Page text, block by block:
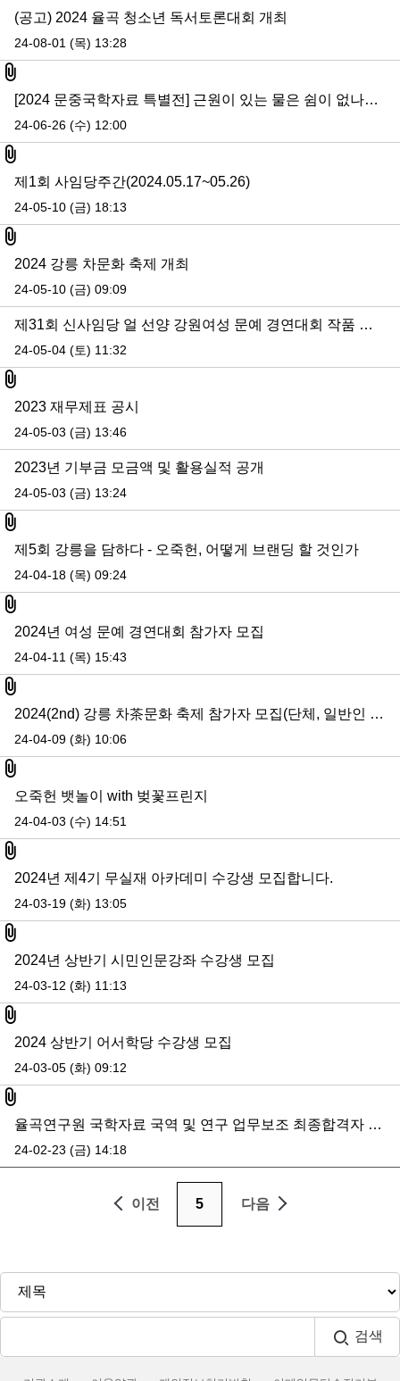
(공고) 2024 율곡 청소년 독서토론대회 개최
24-08-01 (목) 13:28
첨부파일
[2024 문중국학자료 특별전] 근원이 있는 물은 쉼이 없나니 - 전주이씨 선교장
24-06-26 (수) 12:00
첨부파일
제1회 사임당주간(2024.05.17~05.26)
24-05-10 (금) 18:13
첨부파일
2024 강릉 차문화 축제 개최
24-05-10 (금) 09:09
제31회 신사임당 얼 선양 강원여성 문예 경연대회 작품 심사 결과 공지
24-05-04 (토) 11:32
첨부파일
2023 재무제표 공시
24-05-03 (금) 13:46
2023년 기부금 모금액 및 활용실적 공개
24-05-03 (금) 13:24
첨부파일
제5회 강릉을 담하다 - 오죽헌, 어떻게 브랜딩 할 것인가
24-04-18 (목) 09:24
첨부파일
2024년 여성 문예 경연대회 참가자 모집
24-04-11 (목) 15:43
첨부파일
2024(2nd) 강릉 차茶문화 축제 참가자 모집(단체, 일반인 등)
24-04-09 (화) 10:06
첨부파일
오죽헌 뱃놀이 with 벚꽃프린지
24-04-03 (수) 14:51
첨부파일
2024년 제4기 무실재 아카데미 수강생 모집합니다.
24-03-19 (화) 13:05
첨부파일
2024년 상반기 시민인문강좌 수강생 모집
24-03-12 (화) 11:13
첨부파일
2024 상반기 어서학당 수강생 모집
24-03-05 (화) 09:12
첨부파일
율곡연구원 국학자료 국역 및 연구 업무보조 최종합격자 발표
24-02-23 (금) 14:18
이전 5 다음
검색